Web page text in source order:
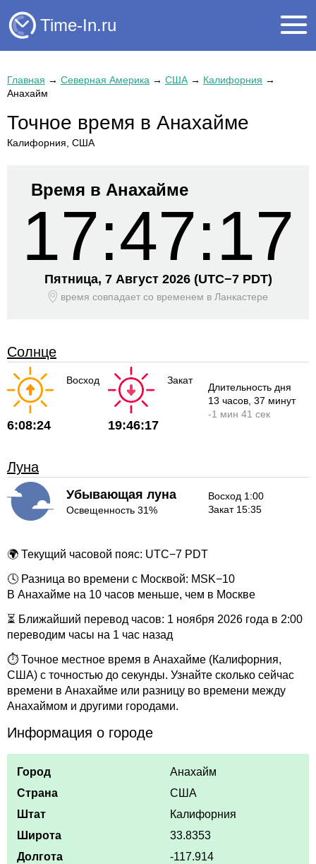
Time-In.ru
Главная → Северная Америка → США → Калифорния →
Анахайм
Точное время в Анахайме
Калифорния, США
Время в Анахайме
17:47:17
Пятница, 7 Август 2026 (UTC−7 PDT)
время совпадает со временем в Ланкастере
Солнце
Восход
6:08:24
Закат
19:46:17
Длительность дня
13 часов , 37 минут
-1 мин41 сек
Луна
Убывающая луна
Освещенность 31%
Восход 1:00
Закат 15:35
🌍 Текущий часовой пояс: UTC−7 PDT
🕓 Разница во времени с Москвой: MSK−10
В Анахайме на 10 часов меньше, чем в Москве
⏳ Ближайший перевод часов: 1 ноября 2026 года в 2:00
переводим часы на 1 час назад
⏱ Точное местное время в Анахайме (Калифорния,
США) с точностью до секунды. Узнайте сколько сейчас
времени в Анахайме или разницу во времени между
Анахаймом и другими городами.
Информация о городе
Город
Анахайм
Страна
США
Штат
Калифорния
Широта
33.8353
Долгота
-117.914